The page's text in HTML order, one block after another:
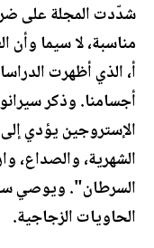
شدّدت المجلة على
مناسبة، لا سيما وأن
أ، الذي أظهرت
أجسامنا. وذكر
الإستروجين يؤدي
الشهرية، والصداع،
السرطان". ويوصي
الحاويات الزجاجية.